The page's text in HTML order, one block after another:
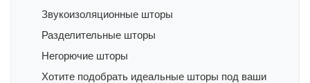
Звукоизоляционные шторы
Разделительные шторы
Негорючие шторы
Хотите подобрать идеальные шторы под ваши